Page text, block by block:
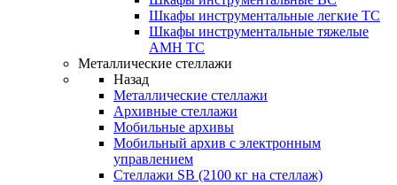
Шкафы инструментальные легкие ТС
Шкафы инструментальные тяжелые
AMH TC
Металлические стеллажи
Назад
Металлические стеллажи
Архивные стеллажи
Мобильные архивы
Мобильный архив с электронным
управлением
Стеллажи SB (2100 кг на стеллаж)